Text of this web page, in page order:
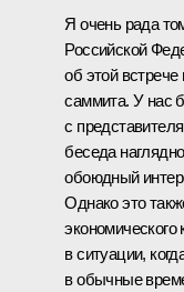
Я очень рада
Российской
об этой
саммита. У нас
с
беседа
обоюдный
Однако это
в ситуации,
в обычные